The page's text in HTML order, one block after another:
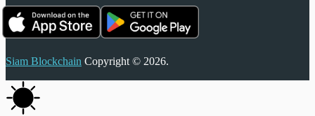
Siam Blockchain Copyright © 2026.